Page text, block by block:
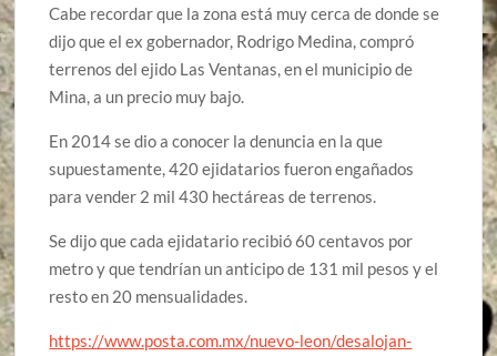
Cabe recordar que la zona está muy cerca de donde se
dijo que el ex gobernador, Rodrigo Medina, compró
terrenos del ejido Las Ventanas, en el municipio de
Mina, a un precio muy bajo.
En 2014 se dio a conocer la denuncia en la que
supuestamente, 420 ejidatarios fueron engañados
para vender 2 mil 430 hectáreas de terrenos.
Se dijo que cada ejidatario recibió 60 centavos por
metro y que tendrían un anticipo de 131 mil pesos y el
resto en 20 mensualidades.
https://www.posta.com.mx/nuevo-leon/desalojan-